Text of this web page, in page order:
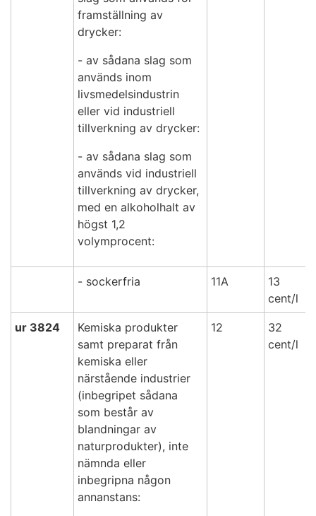
framställning av
drycker:
- av sådana slag som
används inom
livsmedelsindustrin
eller vid industriell
tillverkning av drycker:
- av sådana slag som
används vid industriell
tillverkning av drycker,
med en alkoholhalt av
högst 1,2
volymprocent:
- sockerfria 11A
13
cent/l
ur 3824
Kemiska produkter
samt preparat från
kemiska eller
närstående industrier
(inbegripet sådana
som består av
blandningar av
naturprodukter), inte
nämnda eller
inbegripna någon
annanstans:
12
32
cent/l